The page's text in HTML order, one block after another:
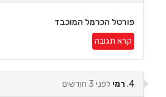
פורטל הכרמל המוכבד
קרא תגובה
רמילפני 3 חודשים